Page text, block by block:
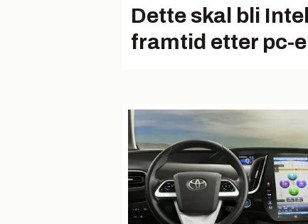
Dette skal bli
framtid etter pc-